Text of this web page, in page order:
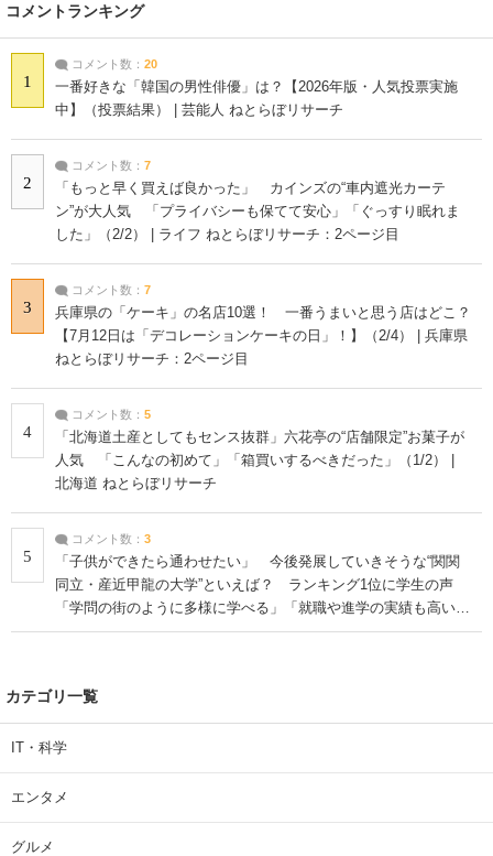
コメントランキング
1
コメント数： 20
一番好きな「韓国の男性俳優」は？【2026年版・人気投票実施
中】（投票結果） | 芸能人 ねとらぼリサーチ
2
コメント数： 7
「もっと早く買えば良かった」 カインズの“車内遮光カーテ
ン”が大人気 「プライバシーも保てて安心」「ぐっすり眠れま
した」（2/2） | ライフ ねとらぼリサーチ：2ページ目
3
コメント数： 7
兵庫県の「ケーキ」の名店10選！ 一番うまいと思う店はどこ？
【7月12日は「デコレーションケーキの日」！】（2/4） | 兵庫県
ねとらぼリサーチ：2ページ目
4
コメント数： 5
「北海道土産としてもセンス抜群」六花亭の“店舗限定”お菓子が
人気 「こんなの初めて」「箱買いするべきだった」（1/2） |
北海道 ねとらぼリサーチ
5
コメント数： 3
「子供ができたら通わせたい」 今後発展していきそうな“関関
同立・産近甲龍の大学”といえば？ ランキング1位に学生の声
「学問の街のように多様に学べる」「就職や進学の実績も高い」
| 大学 ねとらぼリサーチ
カテゴリ一覧
IT・科学
エンタメ
グルメ